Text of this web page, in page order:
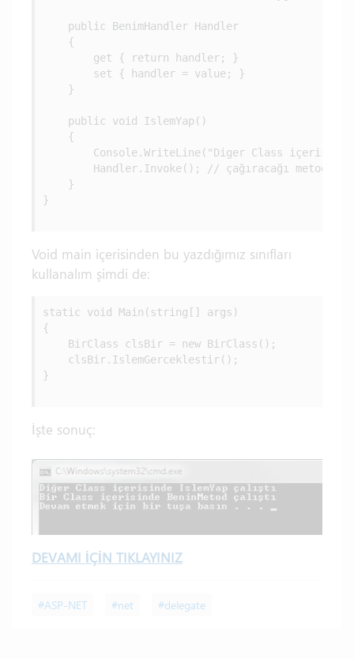
    public BenimHandler Handler
    {
        get { return handler; }
        set { handler = value; }
    }
    public void IslemYap()
    {
Console.WriteLine("Diger Class
Handler.Invoke(); // çağıracağı metodun
    }
}
Void main içerisinden bu yazdığımız sınıfları
kullanalım şimdi de:
static void Main(string[] args)
{
    BirClass clsBir = new BirClass();
    clsBir.IslemGerceklestir();
}
İşte sonuç:
DEVAMI İÇİN TIKLAYINIZ
#ASP-NET #net #delegate